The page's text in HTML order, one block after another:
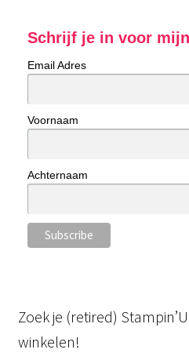
Schrijf je in voor
Email Adres
Voornaam
Achternaam
Zoek je (retired)
winkelen!